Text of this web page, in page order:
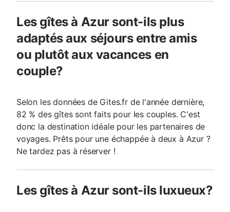
Les gîtes à Azur sont-ils plus
adaptés aux séjours entre amis
ou plutôt aux vacances en
couple?
Selon les données de Gites.fr de l'année dernière,
82 % des gîtes sont faits pour les couples. C'est
donc la destination idéale pour les partenaires de
voyages. Prêts pour une échappée à deux à Azur ?
Ne tardez pas à réserver !
Les gîtes à Azur sont-ils luxueux?